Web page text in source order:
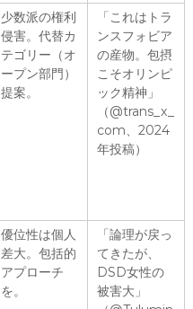
少数派の権利
侵害。代替カ
テゴリー（オ
ープン部門）
提案。
「これはトラ
ンスフォビア
の産物。包摂
こそオリンピ
ック精神」
（@trans_x_
com、2024
年投稿）
優位性は個人
差大。包括的
アプローチ
を。
「論理が戻っ
てきたが、
DSD女性の
被害大」